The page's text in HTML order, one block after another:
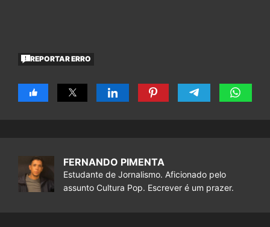
REPORTAR ERRO
FERNANDO PIMENTA
Estudante de Jornalismo. Aficionado pelo
assunto Cultura Pop. Escrever é um prazer.